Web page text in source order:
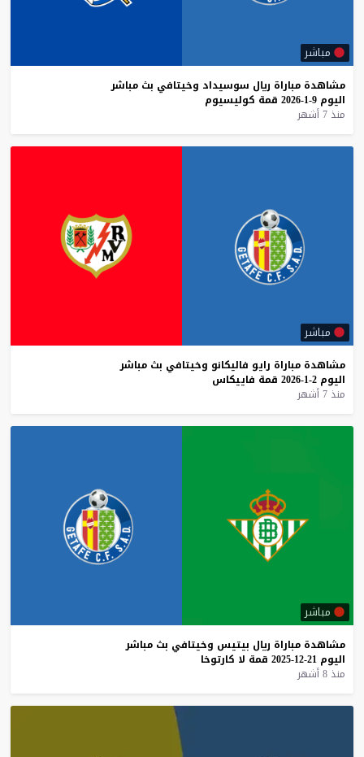
مباشر
مشاهدة مباراة ريال سوسيداد وخيتافي بث مباشر
اليوم 9-1-2026 قمة كوليسيوم
منذ 7 أشهر
مباشر
مشاهدة مباراة رايو فاليكانو وخيتافي بث مباشر
اليوم 2-1-2026 قمة فاييكاس
منذ 7 أشهر
مباشر
مشاهدة مباراة ريال بيتيس وخيتافي بث مباشر
اليوم 21-12-2025 قمة لا كارتوخا
منذ 8 أشهر